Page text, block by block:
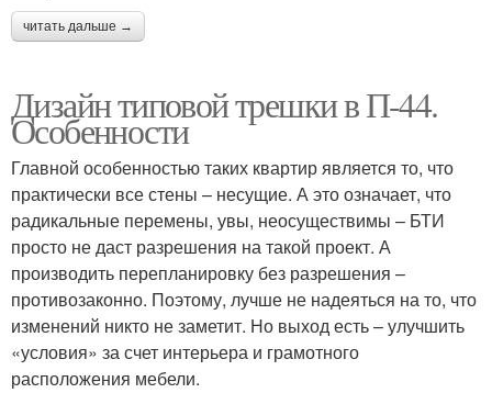
читать дальше →
Дизайн типовой трешки в П-44.
Особенности
Главной особенностью таких квартир является то, что
практически все стены – несущие. А это означает, что
радикальные перемены, увы, неосуществимы – БТИ
просто не даст разрешения на такой проект. А
производить перепланировку без разрешения –
противозаконно. Поэтому, лучше не надеяться на то, что
изменений никто не заметит. Но выход есть – улучшить
«условия» за счет интерьера и грамотного
расположения мебели.